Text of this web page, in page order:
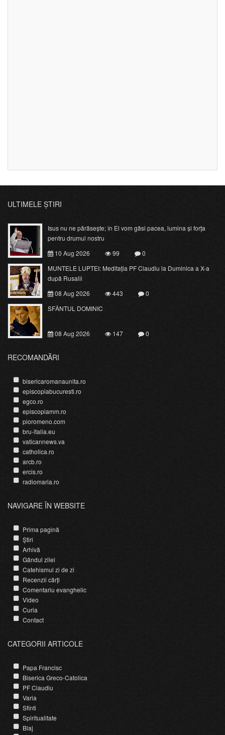
ULTIMELE ȘTIRI
Isus nu ne părăsește; în El vom găsi pacea, lumina și forța
pentru drumul nostru
10 Aug 2026
99
0
MUNTELE LUPTEI: Meditația PF Claudiu la Duminica a X-a
după Rusalii
08 Aug 2026
443
0
SFÂNTUL DOMINIC
08 Aug 2026 147 0
RECOMANDĂRI
bisericaromanaunita.ro
episcopiabucuresti.ro
egco.ro
episcopiamm.ro
pioromeno.com
bru-italia.eu
vaticannews.va
catholica.ro
arcb.ro
ercis.ro
radiomaria.ro
NAVIGARE ÎN WEBSITE
Prima pagină
Știri
Arhivă
Gândul zilei
Catehismul zi de zi
Recenzii cărți
Comentariu evanghelic
Video
Curia
Contact
CATEGORII ARTICOLE
Papa Francisc
Biserica Greco-Catolica
PF Claudiu
Varia
Sfinti
Spiritualitate
Blaj